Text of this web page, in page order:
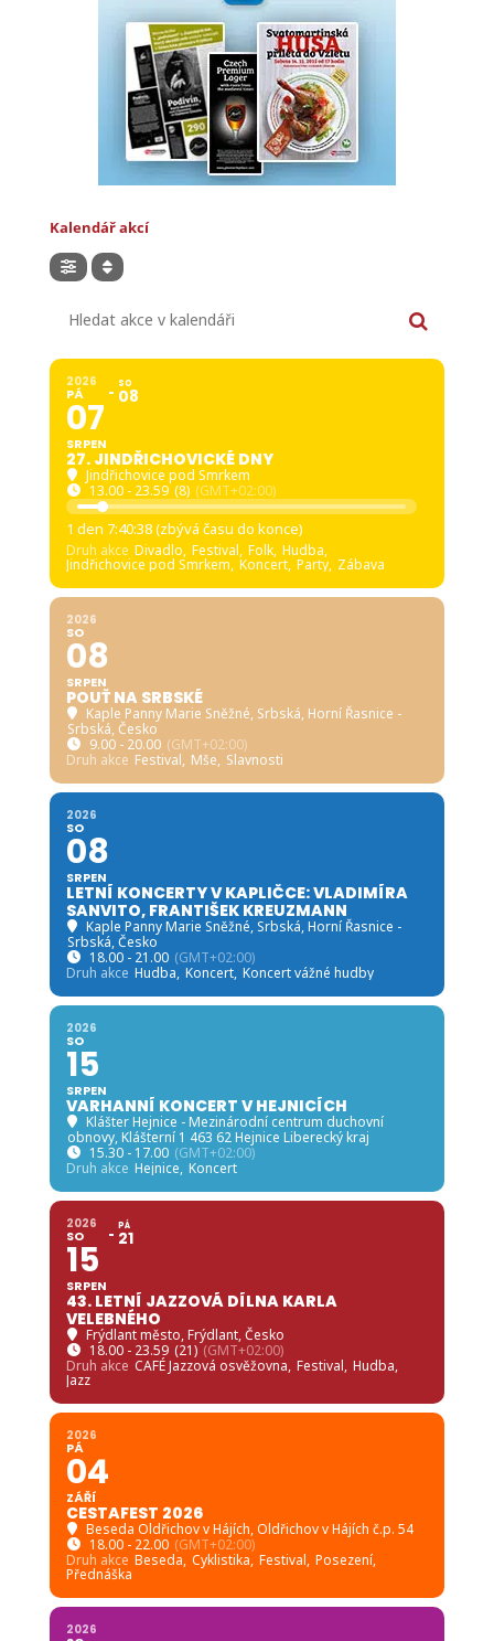
Kalendář akcí
2026
PÁ
07
SRPEN
SO
08
27. JINDŘICHOVICKÉ DNY
Jindřichovice pod Smrkem
13.00 - 23.59 (8) (GMT+02:00)
1 den 7:40:36 (zbývá času do konce)
Druh akce Divadlo, Festival, Folk, Hudba,
Jindřichovice pod Smrkem, Koncert, Party, Zábava
2026
SO
08
SRPEN
POUŤ NA SRBSKÉ
Kaple Panny Marie Sněžné, Srbská, Horní Řasnice -
Srbská, Česko
9.00 - 20.00 (GMT+02:00)
Druh akce Festival, Mše, Slavnosti
2026
SO
08
SRPEN
LETNÍ KONCERTY V KAPLIČCE: VLADIMÍRA
SANVITO, FRANTIŠEK KREUZMANN
Kaple Panny Marie Sněžné, Srbská, Horní Řasnice -
Srbská, Česko
18.00 - 21.00 (GMT+02:00)
Druh akce Hudba, Koncert, Koncert vážné hudby
2026
SO
15
SRPEN
VARHANNÍ KONCERT V HEJNICÍCH
Klášter Hejnice - Mezinárodní centrum duchovní
obnovy, Klášterní 1 463 62 Hejnice Liberecký kraj
15.30 - 17.00 (GMT+02:00)
Druh akce Hejnice, Koncert
2026
SO
15
SRPEN
PÁ
21
43. LETNÍ JAZZOVÁ DÍLNA KARLA
VELEBNÉHO
Frýdlant město, Frýdlant, Česko
18.00 - 23.59 (21) (GMT+02:00)
Druh akce CAFÉ Jazzová osvěžovna, Festival, Hudba,
Jazz
2026
PÁ
04
ZÁŘÍ
CESTAFEST 2026
Beseda Oldřichov v Hájích, Oldřichov v Hájích č.p. 54
18.00 - 22.00 (GMT+02:00)
Druh akce Beseda, Cyklistika, Festival, Posezení,
Přednáška
2026